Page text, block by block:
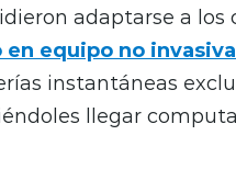
adaptarse a los
equipo no
instantáneas
llegar